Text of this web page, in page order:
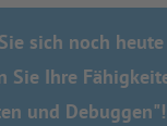
sich noch
Sie Ihre
und